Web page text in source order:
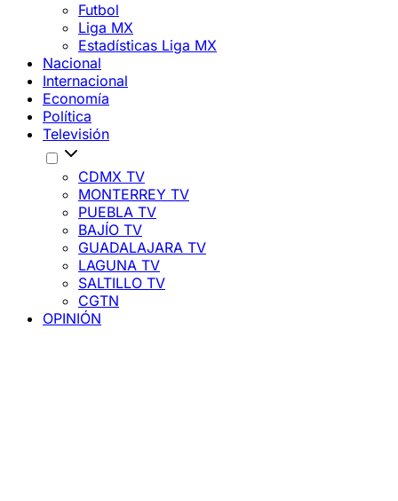
Futbol
Liga MX
Estadísticas Liga MX
Nacional
Internacional
Economía
Política
Televisión
CDMX TV
MONTERREY TV
PUEBLA TV
BAJÍO TV
GUADALAJARA TV
LAGUNA TV
SALTILLO TV
CGTN
OPINIÓN